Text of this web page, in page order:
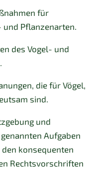
für
und Pflanzenarten.
des Vogel- und
die für Vögel,
sind.
und
Aufgaben
konsequenten
Rechtsvorschriften